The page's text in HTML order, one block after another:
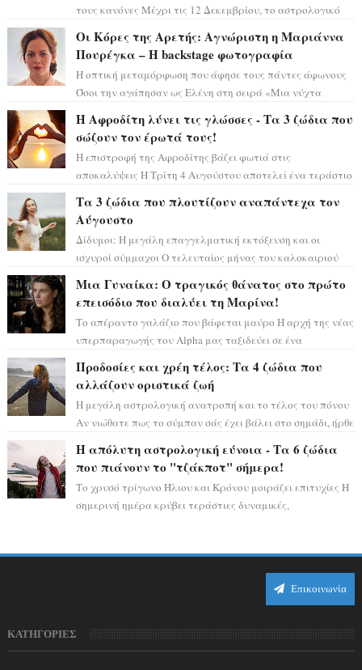
τους κανόνες Μέχρι τις 12 Δεκεμβρίου, το αστρολογικό
Οι Κόρες της Αρετής: Αγνώριστη η Μαριάννα
Πουρέγκα – H backstage φωτογραφία
Η οπτική μεταμόρφωση που άφησε τους πάντες άφωνους
Όσοι την αγάπησαν ως Ελένη στη σειρά «Μια νύχτα
Η Αφροδίτη λύνει τις γλώσσες - Τα 3 ζώδια που
σώζουν τον έρωτά τους!
Η επιστροφή της Αφροδίτης βάζει φωτιά στις
αποκαλύψεις Η Τρίτη 4 Αυγούστου αποτελεί ένα τεράστιο
Τα 3 ζώδια που πλουτίζουν αναπάντεχα τον
Αύγουστο
Δίδυμοι: Η μεγάλη επαγγελματική εκτόξευση και οι
ισχυροί σύμμαχοι Ο τελευταίος μήνας του καλοκαιριού
Μια Γυναίκα: Ο τραγικός θάνατος στο πρώτο
επεισόδιο που διαλύει τη Μαρίνα!
Το απέραντο γαλάζιο που βάφεται μαύρο Η αρχή της νέας
υπερπαραγωγής του Alpha μας ταξιδεύει σε ένα
Προδοσίες και χρέη τέλος: Τα 4 ζώδια που
αλλάζουν οριστικά ζωή
Η μεγάλη αστρολογική ανατροπή και το τέλος του πόνου
Αν νιώθατε πως το σύμπαν σάς έχει βάλει στο σημάδι, ήρθε
Η απόλυτη αστρολογική εύνοια - Τα 6 ζώδια
που πιάνουν το "τζάκποτ" σήμερα!
Το χρυσό τρίγωνο Ήλιου και Κρόνου μοιράζει επιτυχίες Η
σημερινή ημέρα κρύβει τεράστιες δυναμικές,
Επικοινωνία
ΚΑΤΗΓΟΡΙΕΣ